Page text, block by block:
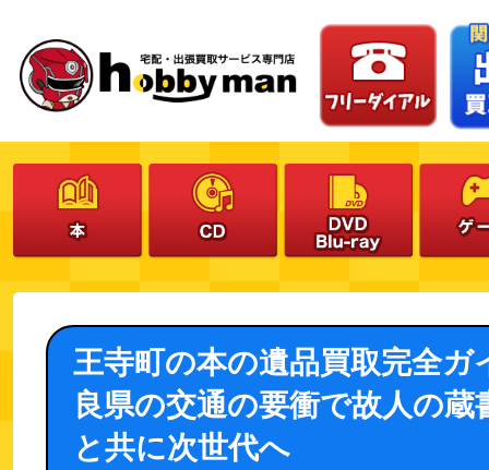
王寺町の本の遺品買取完全ガ
良県の交通の要衝で故人の蔵
と共に次世代へ